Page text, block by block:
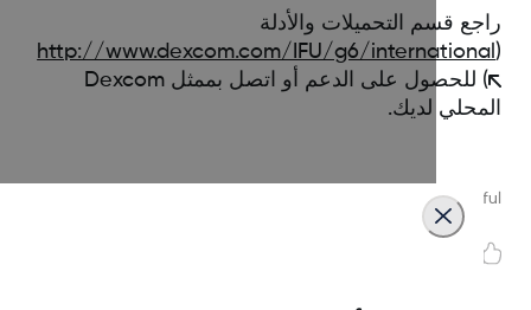
قسم التحميلات والأدلة
http://www.dexcom.com/IFU/g6/
) للحصول على الدعم أو اتصل بممثل Dexcom
لديك.
Was this article